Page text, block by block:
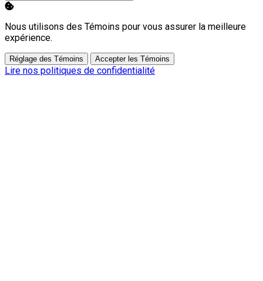
Nous utilisons des Témoins pour vous assurer la meilleure
expérience.
Réglage des Témoins Accepter les Témoins
Lire nos politiques de confidentialité